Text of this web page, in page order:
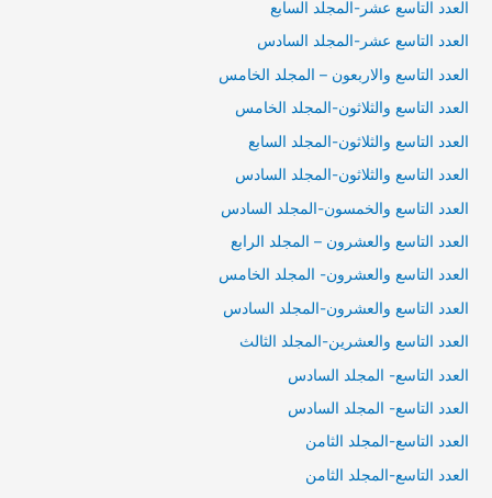
العدد التاسع عشر-المجلد السابع
العدد التاسع عشر-المجلد السادس
العدد التاسع والاربعون – المجلد الخامس
العدد التاسع والثلاثون-المجلد الخامس
العدد التاسع والثلاثون-المجلد السابع
العدد التاسع والثلاثون-المجلد السادس
العدد التاسع والخمسون-المجلد السادس
العدد التاسع والعشرون – المجلد الرابع
العدد التاسع والعشرون- المجلد الخامس
العدد التاسع والعشرون-المجلد السادس
العدد التاسع والعشرين-المجلد الثالث
العدد التاسع- المجلد السادس
العدد التاسع- المجلد السادس
العدد التاسع-المجلد الثامن
العدد التاسع-المجلد الثامن